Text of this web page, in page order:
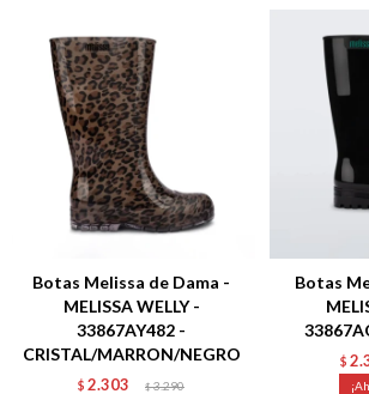
Botas Melissa de Dama -
MELISSA WELLY -
33867AY482 -
CRISTAL/MARRON/NEGRO
$ 2.303 $ 3.290
Botas
$